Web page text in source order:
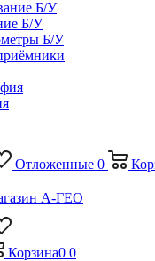
Б/У
Б/У
Отложенные 0
Корзина0 0